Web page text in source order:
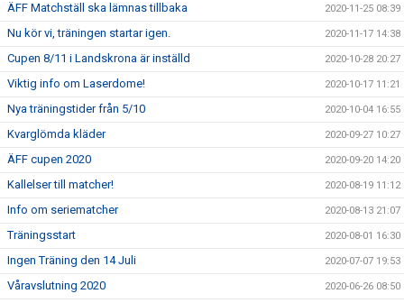
ÄFF Matchställ ska lämnas tillbaka 2020-11-25 08:39
Nu kör vi, träningen startar igen. 2020-11-17 14:38
Cupen 8/11 i Landskrona är inställd 2020-10-28 20:27
Viktig info om Laserdome! 2020-10-17 11:21
Nya träningstider från 5/10 2020-10-04 16:55
Kvarglömda kläder 2020-09-27 10:27
ÄFF cupen 2020 2020-09-20 14:20
Kallelser till matcher! 2020-08-19 11:12
Info om seriematcher 2020-08-13 21:07
Träningsstart 2020-08-01 16:30
Ingen Träning den 14 Juli 2020-07-07 19:53
Våravslutning 2020 2020-06-26 08:50